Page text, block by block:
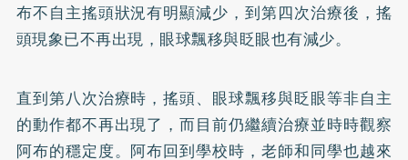
布不自主搖頭狀況有明顯減少，到第四次治療後，搖
頭現象已不再出現，眼球飄移與眨眼也有減少。
直到第八次治療時，搖頭、眼球飄移與眨眼等非自主
的動作都不再出現了，而目前仍繼續治療並時時觀察
阿布的穩定度。阿布回到學校時，老師和同學也越來